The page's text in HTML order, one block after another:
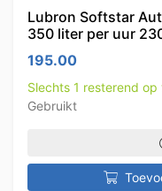
Lubron Softstar
350 liter per uur
195.00
Slechts 1 resterend op
Gebruikt